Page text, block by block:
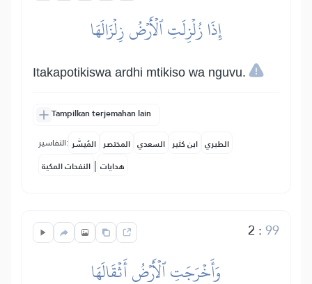
إِذَا زُلۡزِلَتِ ٱلۡأَرۡضُ زِلۡزَالَهَا
Itakapotikiswa ardhi mtikiso wa nguvu.
Tampilkan terjemahan lain
التفاسير: المُيسَّر المختصر السعدي ابن كثير الطبري
النفحات المكية | هدايات
2 :99
وَأَخۡرَجَتِ ٱلۡأَرۡضُ أَثۡقَالَهَا